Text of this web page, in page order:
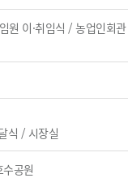
원 이·취임식 / 농업인회관
식 / 시장실
공원